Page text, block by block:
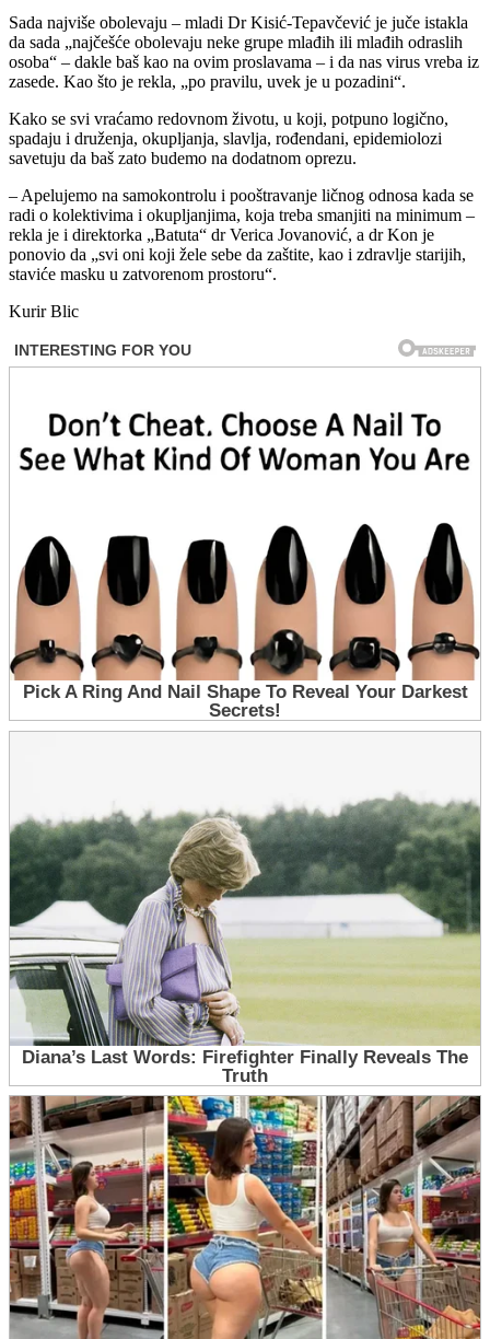
Sada najviše obolevaju – mladi Dr Kisić-Tepavčević je juče istakla
da sada „najčešće obolevaju neke grupe mlađih ili mlađih odraslih
osoba“ – dakle baš kao na ovim proslavama – i da nas virus vreba iz
zasede. Kao što je rekla, „po pravilu, uvek je u pozadini“.
Kako se svi vraćamo redovnom životu, u koji, potpuno logično,
spadaju i druženja, okupljanja, slavlja, rođendani, epidemiolozi
savetuju da baš zato budemo na dodatnom oprezu.
– Apelujemo na samokontrolu i pooštravanje ličnog odnosa kada se
radi o kolektivima i okupljanjima, koja treba smanjiti na minimum –
rekla je i direktorka „Batuta“ dr Verica Jovanović, a dr Kon je
ponovio da „svi oni koji žele sebe da zaštite, kao i zdravlje starijih,
staviće masku u zatvorenom prostoru“.
Kurir Blic